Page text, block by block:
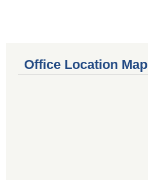
Office Location Map